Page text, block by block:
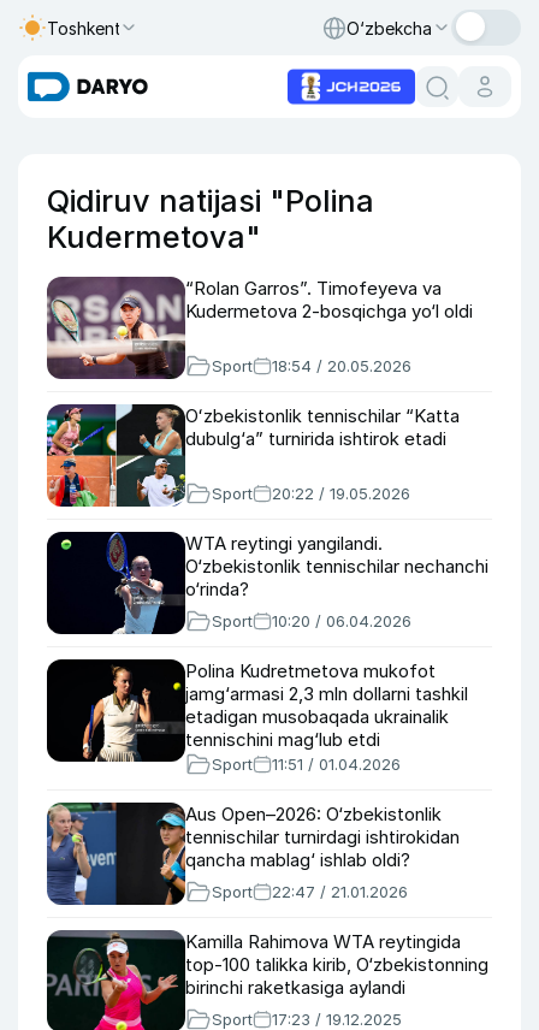
Toshkent O‘zbekcha
Qidiruv natijasi "Polina
Kudermetova"
“Rolan Garros”. Timofeyeva va
Kudermetova 2-bosqichga yo‘l oldi
Sport 18:54 / 20.05.2026
Oʻzbekistonlik tennischilar “Katta
dubulg‘a” turnirida ishtirok etadi
Sport 20:22 / 19.05.2026
WTA reytingi yangilandi.
O‘zbekistonlik tennischilar nechanchi
o‘rinda?
Sport 10:20 / 06.04.2026
Polina Kudretmetova mukofot
jamg‘armasi 2,3 mln dollarni tashkil
etadigan musobaqada ukrainalik
tennischini mag‘lub etdi
Sport 11:51 / 01.04.2026
Aus Open–2026: O‘zbekistonlik
tennischilar turnirdagi ishtirokidan
qancha mablag‘ ishlab oldi?
Sport 22:47 / 21.01.2026
Kamilla Rahimova WTA reytingida
top-100 talikka kirib, O‘zbekistonning
birinchi raketkasiga aylandi
Sport 17:23 / 19.12.2025